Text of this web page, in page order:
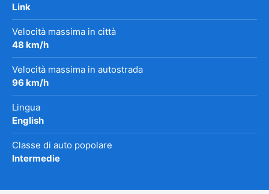
Link
Velocità massima in città
48 km/h
Velocità massima in autostrada
96 km/h
Lingua
English
Classe di auto popolare
Intermedie